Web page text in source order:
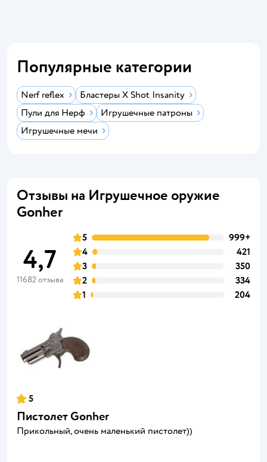
Популярные категории
Nerf reflex
Бластеры X Shot Insanity
Пули для Нерф
Игрушечные патроны
Игрушечные мечи
Отзывы на Игрушечное оружие
Gonher
4,7
11682 отзыва
5
999+
4
421
3
350
2
334
1
204
5
Пистолет Gonher
Прикольный, очень маленький пистолет))